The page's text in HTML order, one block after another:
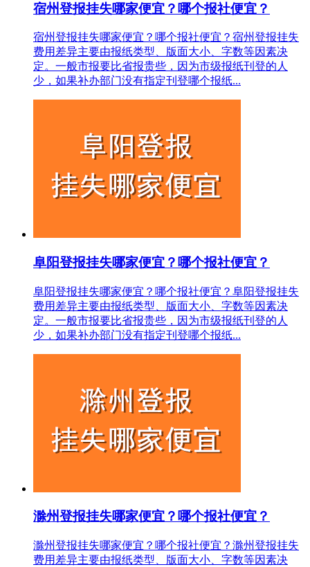
宿州登报挂失哪家便宜？哪个报社便宜？
宿州登报挂失哪家便宜？哪个报社便宜？宿州登报挂失
费用差异主要由报纸类型、版面大小、字数等因素决
定。一般市报要比省报贵些，因为市级报纸刊登的人
少，如果补办部门没有指定刊登哪个报纸...
阜阳登报挂失哪家便宜？哪个报社便宜？
阜阳登报挂失哪家便宜？哪个报社便宜？阜阳登报挂失
费用差异主要由报纸类型、版面大小、字数等因素决
定。一般市报要比省报贵些，因为市级报纸刊登的人
少，如果补办部门没有指定刊登哪个报纸...
滁州登报挂失哪家便宜？哪个报社便宜？
滁州登报挂失哪家便宜？哪个报社便宜？滁州登报挂失
费用差异主要由报纸类型、版面大小、字数等因素决